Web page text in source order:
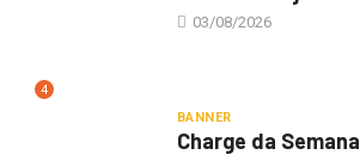
03/08/2026
4
BANNER
Charge da Semana